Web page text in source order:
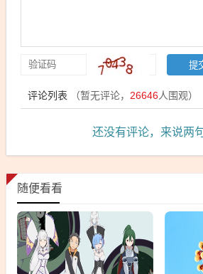
评论列表 （暂无评论， 26646人围观）
还没有评论，来说两
随便看看